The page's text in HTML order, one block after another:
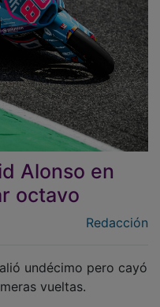
Alonso en
octavo
vueltas.